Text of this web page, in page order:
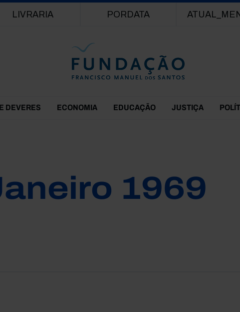
LIVRARIA PORDATA
DEVERES ECONOMIA EDUCAÇÃO JUSTIÇA
1969